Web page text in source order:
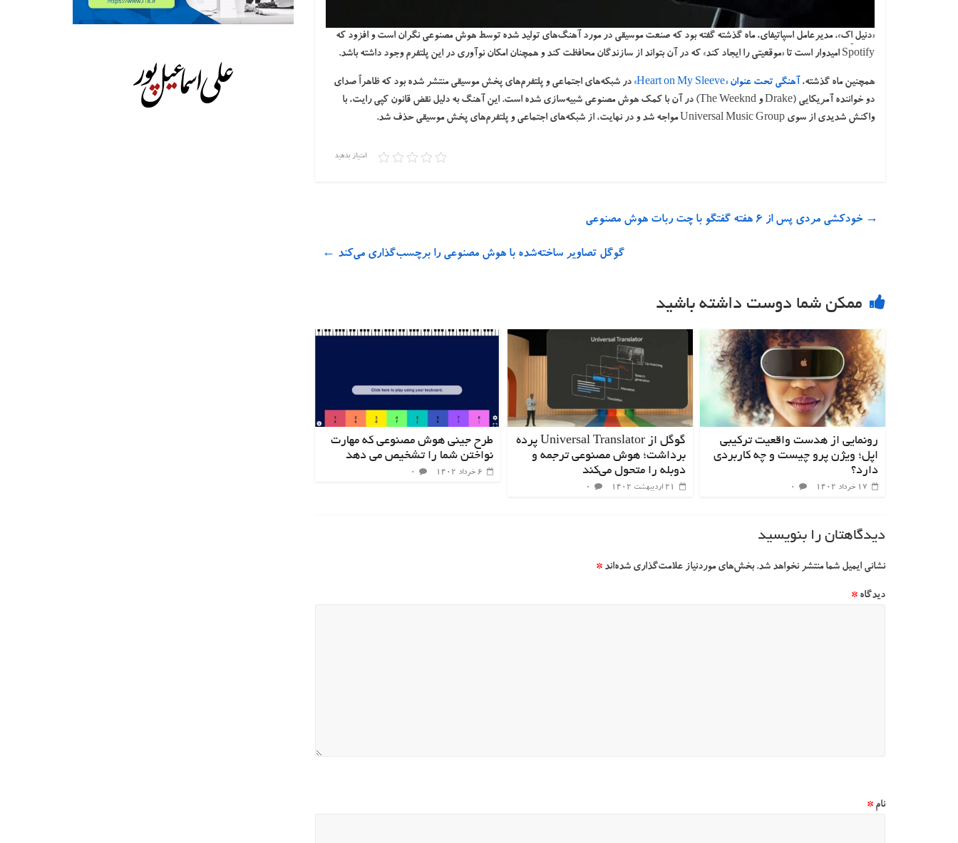
«دنیل اِک»، مدیرعامل اسپاتیفای، ماه گذشته گفته بود که صنعت موسیقی در مورد آهنگ‌های تولید شده توسط هوش مصنوعی نگران است و افزود که
Spotify امیدوار است تا «موقعیتی را ایجاد کند» که در آن بتواند از سازندگان محافظت کند و همچنان امکان نوآوری در این پلتفرم وجود داشته باشد.
همچنین ماه گذشته، آهنگی تحت عنوان «Heart on My Sleeve»
در شبکه‌های اجتماعی و پلتفرم‌های پخش موسیقی منتشر شده بود که ظاهراً صدای
دو خواننده آمریکایی (Drake و The Weeknd) در آن با کمک هوش مصنوعی شبیه‌سازی شده است. این آهنگ به دلیل نقض قانون کپی رایت، با
واکنش شدیدی از سوی Universal Music Group مواجه شد و در نهایت، از شبکه‌های اجتماعی و پلتفرم‌های پخش موسیقی حذف شد.
امتیاز بدهید
→ خودکشی مردی پس از ۶ هفته گفتگو با چت ربات هوش مصنوعی
گوگل تصاویر ساخته‌شده با هوش مصنوعی را برچسب‌گذاری می‌کند ←
ممکن شما دوست داشته باشید
رونمایی از هدست واقعیت ترکیبی
اپل؛ ویژن پرو چیست و چه کاربردی
دارد؟
۱۷ خرداد ۱۴۰۲ ۰
گوگل از Universal Translator پرده
برداشت؛ هوش مصنوعی ترجمه و
دوبله را متحول می‌کند
۲۱ اردیبهشت ۱۴۰۲ ۰
طرح جینی هوش مصنوعی که مهارت
نواختن شما را تشخیص می دهد
۶ خرداد ۱۴۰۲ ۰
دیدگاهتان را بنویسید
نشانی ایمیل شما منتشر نخواهد شد. بخش‌های موردنیاز علامت‌گذاری شده‌اند *
دیدگاه *
نام *